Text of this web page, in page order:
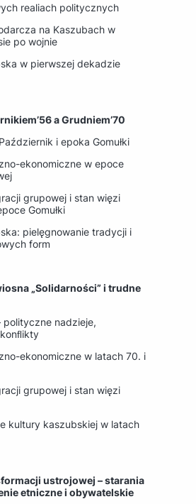
realiach politycznych
na Kaszubach w
po wojnie
w pierwszej dekadzie
a Grudniem’70
i epoka Gomułki
ekonomiczne w epoce
grupowej i stan więzi
Gomułki
pielęgnowanie tradycji i
form
„Solidarności” i trudne
polityczne nadzieje,
ekonomiczne w latach 70. i
grupowej i stan więzi
kultury kaszubskiej w latach
ustrojowej – starania
etniczne i obywatelskie